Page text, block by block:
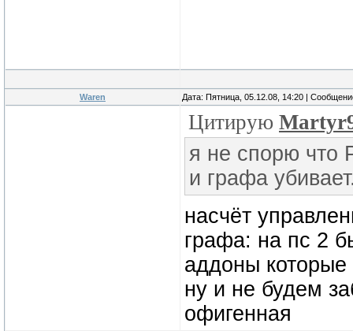
Waren Дата: Пятница, 05.12.08, 14:20 |
Цитирую
я не спорю что
и графа
насчёт
графа: на пс 2
аддоны которые
ну и не будем
офигенная